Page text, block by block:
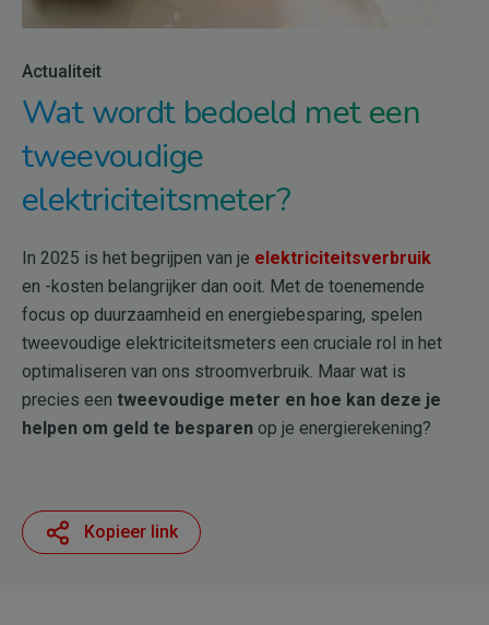
Actualiteit
Wat wordt bedoeld met een
tweevoudige
elektriciteitsmeter?
In 2025 is het begrijpen van je elektriciteitsverbruik
en -kosten belangrijker dan ooit. Met de toenemende
focus op duurzaamheid en energiebesparing, spelen
tweevoudige elektriciteitsmeters een cruciale rol in het
optimaliseren van ons stroomverbruik. Maar wat is
precies een tweevoudige meter en hoe kan deze je
helpen om geld te besparen op je energierekening?
Kopieer link